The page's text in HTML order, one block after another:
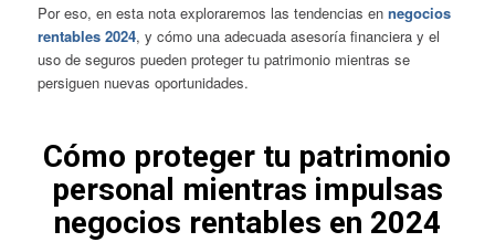
Por eso, en esta nota exploraremos las tendencias en negocios
rentables 2024, y cómo una adecuada asesoría financiera y el
uso de seguros pueden proteger tu patrimonio mientras se
persiguen nuevas oportunidades.
Cómo proteger tu patrimonio
personal mientras impulsas
negocios rentables en 2024